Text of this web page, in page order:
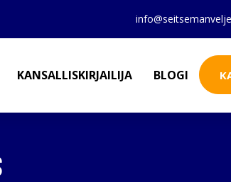
KANSALLISKIRJAILIJA BLOGI